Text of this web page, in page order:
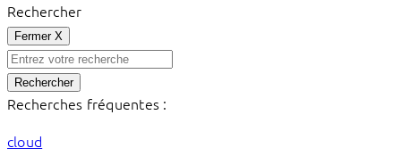
Rechercher
Fermer X
Rechercher
Recherches fréquentes :
cloud